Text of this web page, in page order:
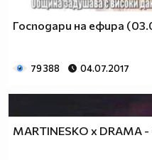
Господари на ефира
79 388 04.07.2017
MARTINESKO x DRAMA